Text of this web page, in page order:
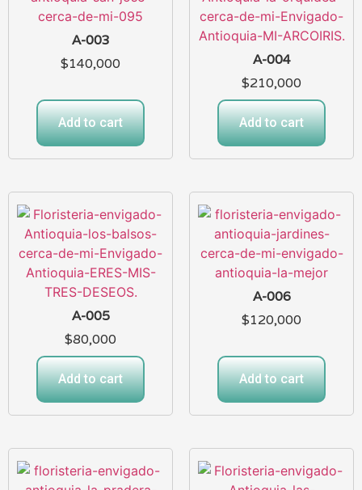
A-003
$140,000
Add to cart
A-004
$210,000
Add to cart
A-005
$80,000
Add to cart
A-006
$120,000
Add to cart